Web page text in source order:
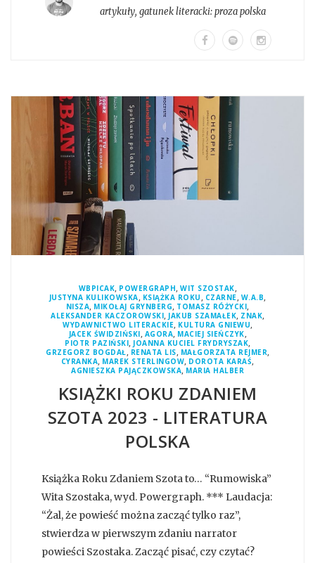
artykuły, gatunek literacki:proza polska
WBPICAK, POWERGRAPH, WIT SZOSTAK,
JUSTYNA KULIKOWSKA, KSIĄŻKA ROKU , CZARNE, W.A.B,
NISZA, MIKOŁAJ GRYNBERG, TOMASZ RÓŻYCKI,
ALEKSANDER KACZOROWSKI, JAKUB SZAMAŁEK, ZNAK,
WYDAWNICTWO LITERACKIE, KULTURA GNIEWU,
JACEK ŚWIDZIŃSKI, AGORA, MACIEJ SIEŃCZYK,
PIOTR PAZIŃSKI, JOANNA KUCIEL FRYDRYSZAK,
GRZEGORZ BOGDAŁ, RENATA LIS, MAŁGORZATA REJMER,
CYRANKA, MAREK STERLINGOW, DOROTA KARAŚ,
AGNIESZKA PAJĄCZKOWSKA, MARIA HALBER
KSIĄŻKI ROKU ZDANIEM
SZOTA 2023 - LITERATURA
POLSKA
Książka Roku Zdaniem Szota to… “Rumowiska”
Wita Szostaka, wyd. Powergraph. *** Laudacja:
“Żal, że powieść można zacząć tylko raz”,
stwierdza w pierwszym zdaniu narrator
powieści Szostaka. Zacząć pisać, czy czytać?